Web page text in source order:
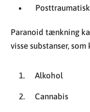
Paranoid tænkning
visse substanser,
Alkohol
Cannabis